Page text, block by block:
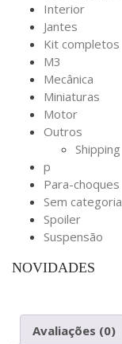
Interior
Jantes
Kit completos
M3
Mecânica
Miniaturas
Motor
Outros
Shipping
p
Para-choques
Sem categoria
Spoiler
Suspensão
NOVIDADES
Avaliações (0)